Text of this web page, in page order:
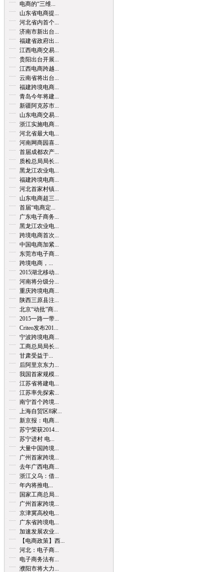
电商的“三维...
山东省电商提...
河北省内首个...
济南市新出台...
福建省政府出...
江西电商交易...
贵阳出台开展...
江西电商跨越...
云南省将出台...
福建跨境电商...
青岛今年将建...
新疆阿克苏市...
山东电商交易...
浙江实施电商...
河北省最大电...
河南网商园喜...
首届成都农产...
质检总局局长...
黑龙江农业电...
福建跨境电商...
河北首家村镇...
山东电商超三...
首届“电商定...
广东电子商务...
黑龙江农业电...
跨境电商首次...
中国电商加紧...
东莞市电子商...
跨境电商，...
2015湖北移动...
河南将分级分...
重庆跨境电商...
陕西三原县注...
北京“动批”商...
2015一路一带...
Criteo发布201...
宁波跨境电商...
工商总局局长...
甘肃受益于...
后阿里京东力...
我国首家规模...
江苏省将建电...
江苏率先探索...
南宁首个跨境...
上海自贸区8家...
新京报：电商...
苏宁荣获2014...
苏宁进村 电...
大量中国跨境...
广州首家跨境...
去年广西电商...
浙江义乌：借...
年内将推电...
国家工商总局...
广州首家跨境...
京津冀高校电...
广东省跨境电...
加速发展农业...
【电商政策】西...
河北：电子商...
电子商务法有...
濮阳市将大力...